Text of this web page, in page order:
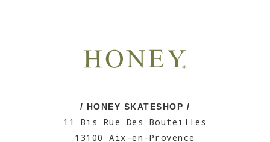
/ HONEY SKATESHOP /
11 Bis Rue Des Bouteilles
13100 Aix-en-Provence